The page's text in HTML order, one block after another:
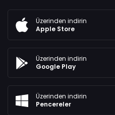
Üzerinden indirin
Apple Store
Üzerinden indirin
Google Play
Üzerinden indirin
Pencereler